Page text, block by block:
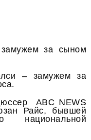
за сыном
– замужем за
ABC NEWS
Райс, бывшей